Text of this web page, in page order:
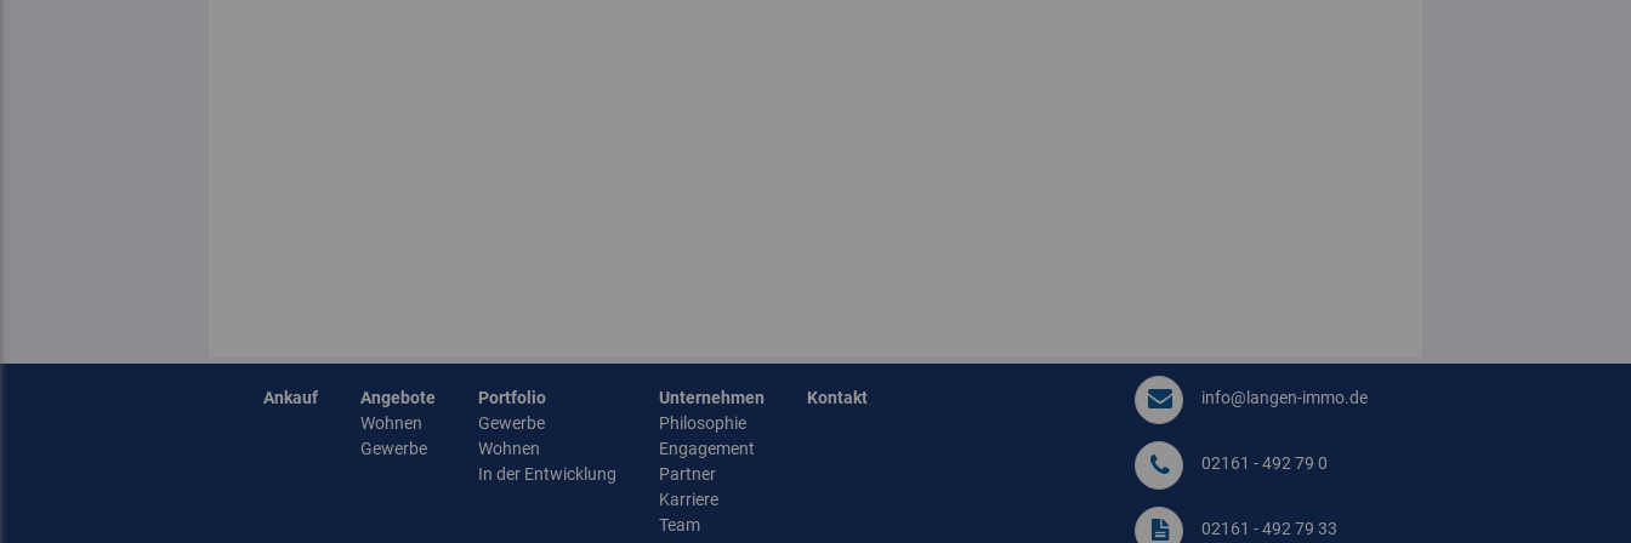
Ankauf
Angebote
Wohnen
Gewerbe
Portfolio
Gewerbe
Wohnen
In der Entwicklung
Unternehmen
Philosophie
Engagement
Partner
Karriere
Team
Kontakt info@langen-immo.de
02161 - 492 79 0
02161 - 492 79 33